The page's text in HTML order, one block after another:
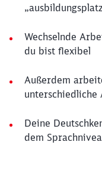
Wechselnde
du bist flexibel
Außerdem
unterschiedliche
Deine
dem